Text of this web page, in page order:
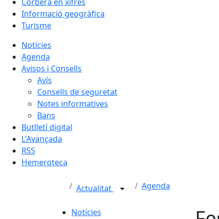
Informació geogràfica
Turisme
Notícies
Agenda
Avisos i Consells
Avís
Consells de seguretat
Notes informatives
Bans
Butlletí digital
L'Avançada
RSS
Hemeroteca
Actualitat Agenda
Notícies